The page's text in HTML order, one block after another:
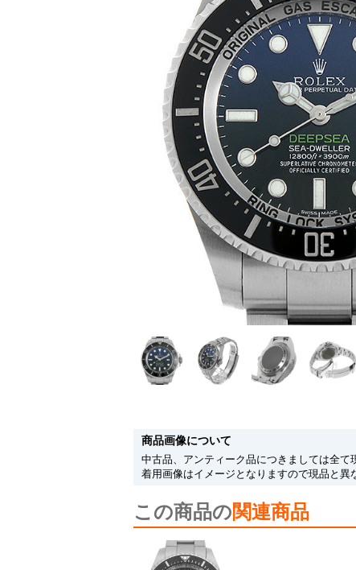
商品画像について
中古品、アンティーク品につきましては全て
着用画像はイメージとなりますので現品と異
この商品の関連商品